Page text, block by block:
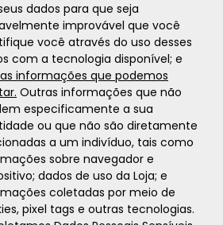
dados para que seja
improvável que você
você através do uso desses
com a tecnologia disponível; e
informações que podemos
Outras informações que não
especificamente a sua
ou que não são diretamente
a um indivíduo, tais como
sobre navegador e
dados de uso da Loja; e
coletadas por meio de
pixel tags e outras tecnologias.